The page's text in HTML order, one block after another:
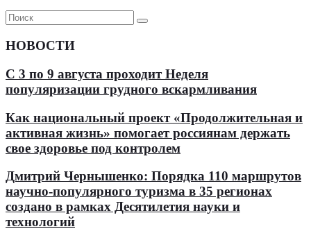
НОВОСТИ
С 3 по 9 августа проходит Неделя
популяризации грудного вскармливания
Как национальный проект «Продолжительная и
активная жизнь» помогает россиянам держать
свое здоровье под контролем
Дмитрий Чернышенко: Порядка 110 маршрутов
научно-популярного туризма в 35 регионах
создано в рамках Десятилетия науки и
технологий